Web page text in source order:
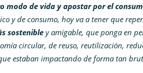
modo de vida y apostar por el
y de consumo, hoy va a tener que
sostenibley amigable, que ponga en
circular, de reuso, reutilización,
estaban impactando de forma tan